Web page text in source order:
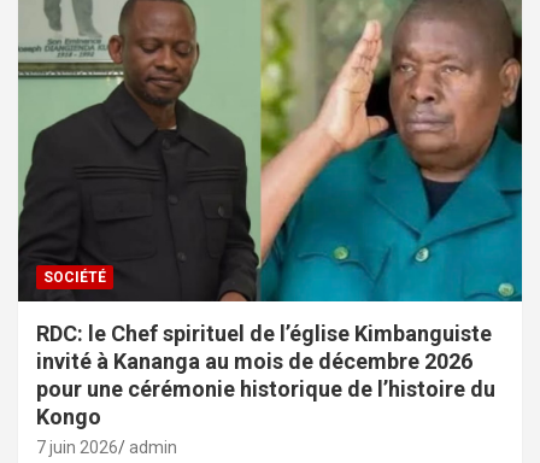
SOCIÉTÉ
RDC: le Chef spirituel de l’église Kimbanguiste
invité à Kananga au mois de décembre 2026
pour une cérémonie historique de l’histoire du
Kongo
7 juin 2026 admin